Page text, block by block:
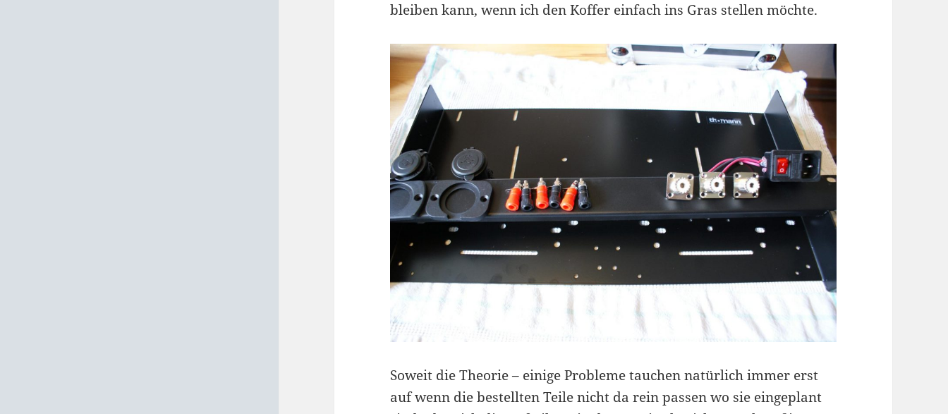
bleiben kann, wenn ich den Koffer einfach ins Gras stellen möchte.
Soweit die Theorie – einige Probleme tauchen natürlich immer erst
auf wenn die bestellten Teile nicht da rein passen wo sie eingeplant